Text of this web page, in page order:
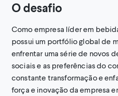
O desafio
Como empresa líder em
possui um portfólio global de
enfrentar uma série de novos
sociais e as preferências do
constante transformação e
força e inovação da empresa